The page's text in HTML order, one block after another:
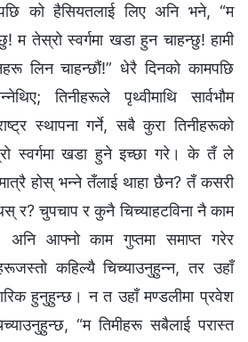
को हैसियतलाई लिए अनि भने, “म
म तेस्रो स्वर्गमा खडा हुन चाहन्छु! हामी
लिन चाहन्छौं!” धेरै दिनको कामपछि
तिनीहरूले पृथ्वीमाथि सार्वभौम
स्थापना गर्ने, सबै कुरा तिनीहरूको
स्वर्गमा खडा हुने इच्‍छा गरे। के तँ ले
मात्रै होस् भन्‍ने तँलाई थाहा छैन? तँ कसरी
र? चुपचाप र कुनै चिच्याहटविना नै काम
अनि आफ्नो काम गुप्तमा समाप्त गरेर
कहिल्यै चिच्याउनुहुन्‍न, तर उहाँ
हुनुहुन्छ। न त उहाँ मण्डलीमा प्रवेश
“म तिमीहरू सबैलाई परास्त